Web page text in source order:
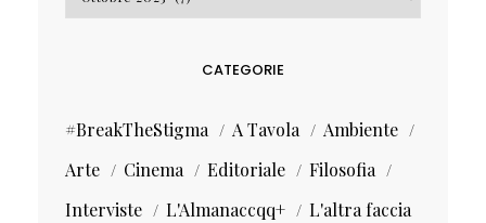
CATEGORIE
#BreakTheStigma A Tavola
Ambiente
Arte
Cinema Editoriale
Filosofia
Interviste
L'Almanaccqq+
L'altra faccia